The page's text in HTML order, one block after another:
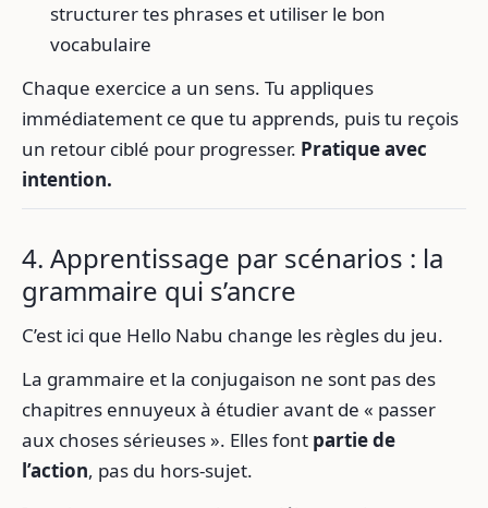
structurer tes phrases et utiliser le bon
vocabulaire
Chaque exercice a un sens. Tu appliques
immédiatement ce que tu apprends, puis tu reçois
un retour ciblé pour progresser. Pratique avec
intention.
4. Apprentissage par scénarios : la
grammaire qui s’ancre
C’est ici que Hello Nabu change les règles du jeu.
La grammaire et la conjugaison ne sont pas des
chapitres ennuyeux à étudier avant de « passer
aux choses sérieuses ». Elles font partie de
l’action, pas du hors-sujet.